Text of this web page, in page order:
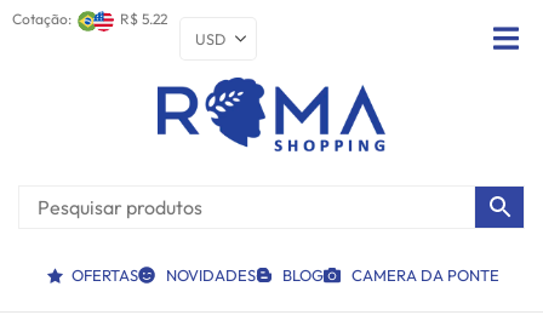
Cotação: R$ 5.22
OFERTAS NOVIDADES BLOG CAMERA DA PONTE